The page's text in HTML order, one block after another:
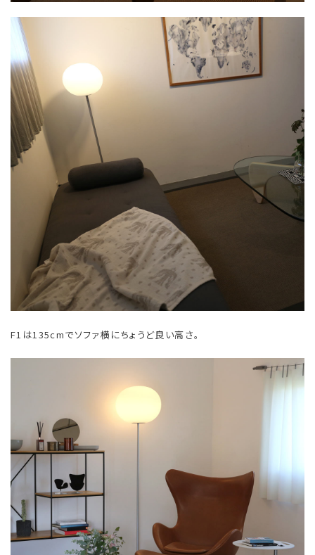
F1は135cmでソファ横にちょうど良い高さ。